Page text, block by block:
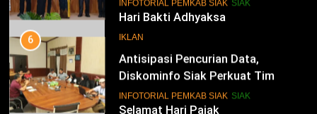
Hari Bakti Adhyaksa
IKLAN
16
Selamat Hari Pajak
6
Diskominfo Siak Perkuat Tim
Tanggap Insiden Siber Mendukung
SPBE
INFOTORIAL PEMKAB SIAK SIAK